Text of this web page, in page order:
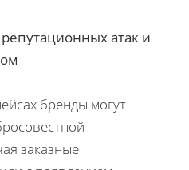
атак и
бренды могут
заказные